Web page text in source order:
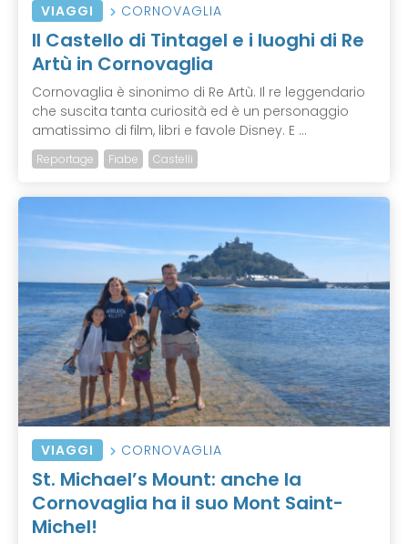
VIAGGI CORNOVAGLIA
Il Castello di Tintagel e i luoghi di Re
Artù in Cornovaglia
Cornovaglia è sinonimo di Re Artù. Il re leggendario
che suscita tanta curiosità ed è un personaggio
amatissimo di film, libri e favole Disney. E ...
Reportage Fiabe Castelli
VIAGGI CORNOVAGLIA
St. Michael’s Mount: anche la
Cornovaglia ha il suo Mont Saint-
Michel!